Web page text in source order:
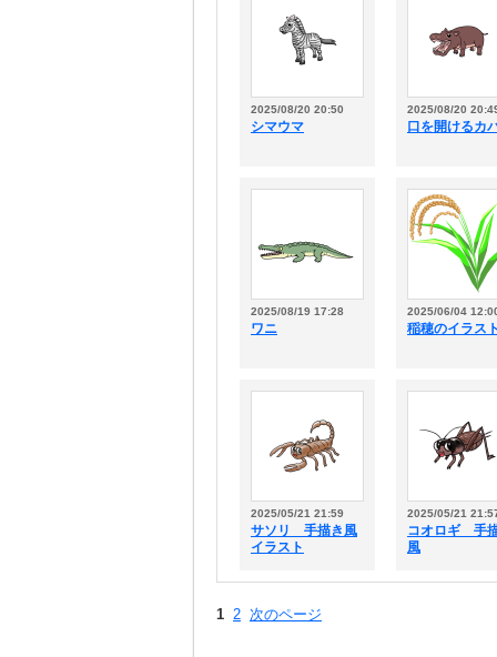
2025/08/20 20:50
シマウマ
2025/08/20
口を開けるカ
2025/08/19 17:28
ワニ
2025/06/04
稲穂のイラス
2025/05/21 21:59
サソリ 手描き風
イラスト
2025/05/21
コオロギ 手
風
1 2 次のページ